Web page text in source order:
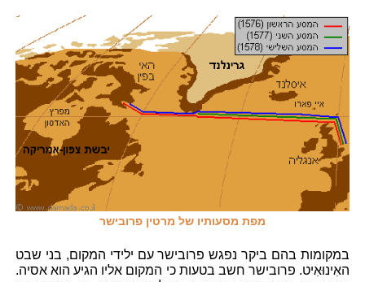
מפת מסעותיו של מרטין פרובישר
במקומות בהם ביקר נפגש פרובישר עם ילידי המקום, בני שבט
האִינוּאִיט. פרובישר חשב בטעות כי המקום אליו הגיע הוא אסיה.